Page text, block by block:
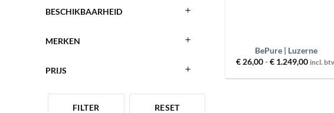
BESCHIKBAARHEID
MERKEN
PRIJS
FILTER RESET
BePure | Luzerne
€26,00-€ 1.249,00
tot
incl.